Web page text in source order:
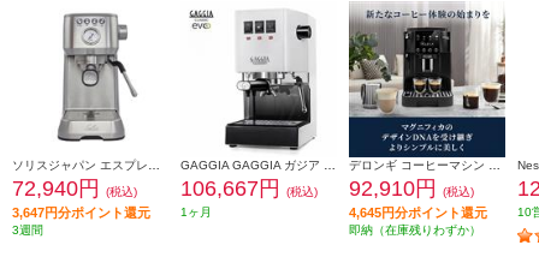
72,940円 (税込)
3,647円分ポイント還元
3週間
106,667円
(税込)
1ヶ月
92,910円 (税込)
4,645円分ポイント還元
即納（在庫残りわずか）
10